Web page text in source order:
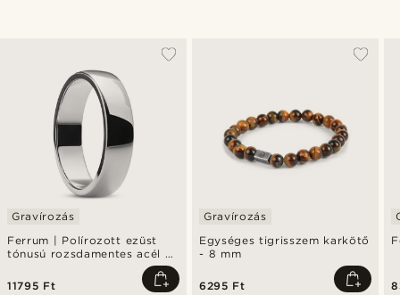
Ferrum | Polírozott ezüst
tónusú rozsdamentes acél D-
Gravírozás
11795 Ft
Egységes tigrisszem karkötő
- 8 mm
Gravírozás
6295 Ft